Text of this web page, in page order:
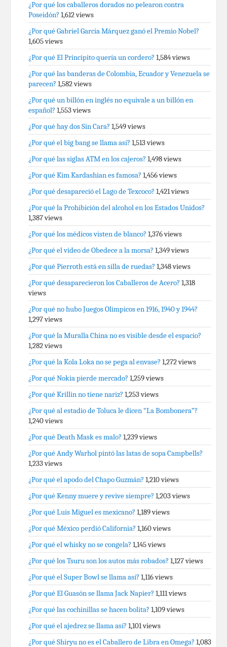
¿Por qué los caballeros dorados no pelearon contra
Poseidón? 1,612 views
¿Por qué Gabriel García Márquez ganó el Premio Nobel?
1,605 views
¿Por qué El Principito quería un cordero? 1,584 views
¿Por qué las banderas de Colombia, Ecuador y Venezuela se
parecen? 1,582 views
¿Por qué un billón en inglés no equivale a un billón en
español? 1,553 views
¿Por qué hay dos Sin Cara? 1,549 views
¿Por qué el big bang se llama así? 1,513 views
¿Por qué las siglas ATM en los cajeros? 1,498 views
¿Por qué Kim Kardashian es famosa? 1,456 views
¿Por qué desapareció el Lago de Texcoco? 1,421 views
¿Por qué la Prohibición del alcohol en los Estados Unidos?
1,387 views
¿Por qué los médicos visten de blanco? 1,376 views
¿Por qué el video de Obedece a la morsa? 1,349 views
¿Por qué Pierroth está en silla de ruedas? 1,348 views
¿Por qué desaparecieron los Caballeros de Acero? 1,318
views
¿Por qué no hubo Juegos Olímpicos en 1916, 1940 y 1944?
1,297 views
¿Por qué la Muralla China no es visible desde el espacio?
1,282 views
¿Por qué la Kola Loka no se pega al envase? 1,272 views
¿Por qué Nokia pierde mercado? 1,259 views
¿Por qué Krillin no tiene nariz? 1,253 views
¿Por qué al estadio de Toluca le dicen “La Bombonera”?
1,240 views
¿Por qué Death Mask es malo? 1,239 views
¿Por qué Andy Warhol pintó las latas de sopa Campbells?
1,233 views
¿Por qué el apodo del Chapo Guzmán? 1,210 views
¿Por qué Kenny muere y revive siempre? 1,203 views
¿Por qué Luis Miguel es mexicano? 1,189 views
¿Por qué México perdió California? 1,160 views
¿Por qué el whisky no se congela? 1,145 views
¿Por qué los Tsuru son los autos más robados? 1,127 views
¿Por qué el Super Bowl se llama así? 1,116 views
¿Por qué El Guasón se llama Jack Napier? 1,111 views
¿Por qué las cochinillas se hacen bolita? 1,109 views
¿Por qué el ajedrez se llama así? 1,101 views
¿Por qué Shiryu no es el Caballero de Libra en Omega? 1,083